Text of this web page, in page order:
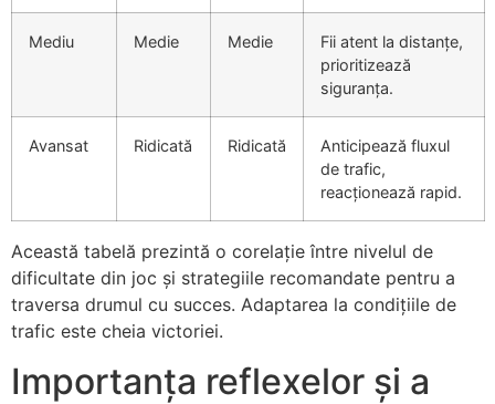
Mediu Medie Medie
Fii atent la distanțe,
prioritizează
siguranța.
Avansat Ridicată Ridicată
Anticipează fluxul
de trafic,
reacționează rapid.
Această tabelă prezintă o corelație între nivelul de
dificultate din joc și strategiile recomandate pentru a
traversa drumul cu succes. Adaptarea la condițiile de
trafic este cheia victoriei.
Importanța reflexelor și a